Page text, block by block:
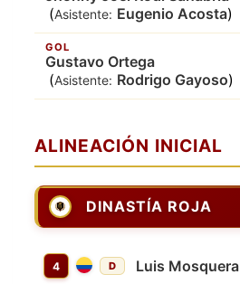
(Asistente: Eugenio Acosta)
GOL
Gustavo Ortega
(Asistente: Rodrigo Gayoso)
ALINEACIÓN INICIAL
DINASTÍA ROJA
4 D Luis Mosquera